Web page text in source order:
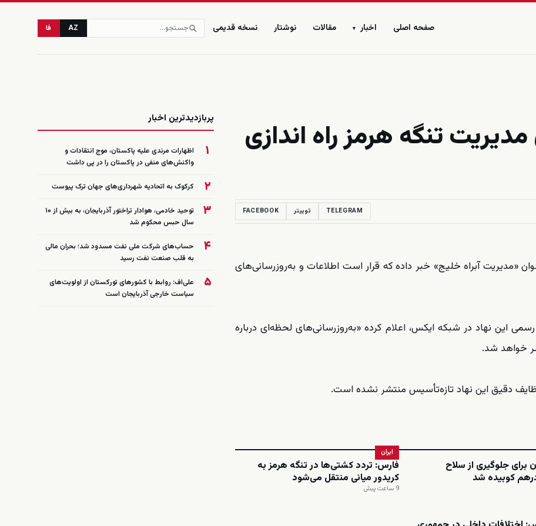
صفحه اصلی اخبار ▾ مقالات نوشتار نسخه قدیمی AZ فا
تنگه هرمز راه اندازی
TELEGRAM توییتر FACEBOOK
«مدیریت آبراه خلیج» خبر داده که قرار است اطلاعات و به‌روزرسانی‌های
رسمی این نهاد در شبکه ایکس، اعلام کرده «به‌روزرسانی‌های لحظه‌ای درباره
خواهد شد.
وظایف دقیق این نهاد تازه‌تأسیس منتشر نشده است.
برای جلوگیری از سلاح
کوبیده شد
ایران
فارس: تردد کشتی‌ها در تنگه هرمز به
کریدور میانی منتقل می‌شود
9 ساعت پیش
پربازدیدترین اخبار
۱
اظهارات مرندی علیه پاکستان، موج انتقادات و
واکنش‌های منفی در پاکستان را در پی داشت
۲ کرکوک به اتحادیه شهرداری‌های جهان ترک پیوست
۳
توحید خادمی، هوادار تراختور آذربایجان، به بیش از ۱۰
سال حبس محکوم شد
۴
حساب‌های شرکت ملی نفت مسدود شد؛ بحران مالی
به قلب صنعت نفت رسید
۵
علی‌اف: روابط با کشورهای تورکستان از اولویت‌های
سیاست خارجی آذربایجان است